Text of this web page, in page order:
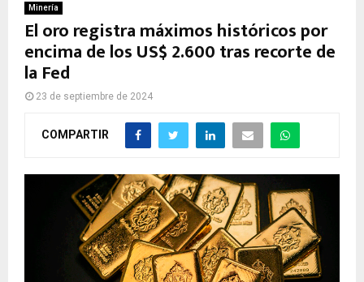
Minería
El oro registra máximos históricos por
encima de los US$ 2.600 tras recorte de
la Fed
23 de septiembre de 2024
COMPARTIR